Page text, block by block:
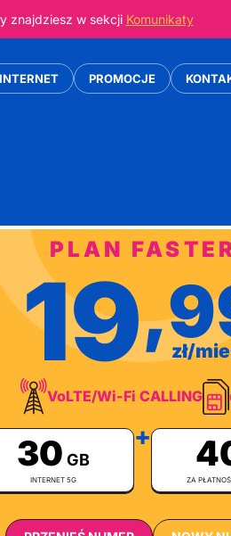
znajdziesz w sekcji Komunikaty
INTERNET PROMOCJE
PLAN
19 zł/
VoLTE/Wi-Fi CALLING
30 GB
INTERNET 5G
+
ZA